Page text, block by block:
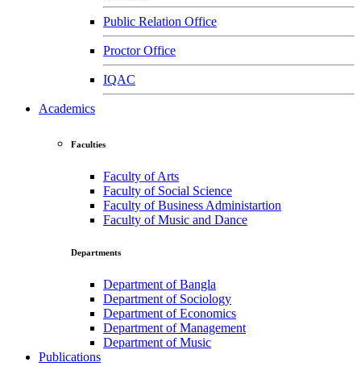
Public Relation Office
Proctor Office
IQAC
Academics
Faculties
Faculty of Arts
Faculty of Social Science
Faculty of Business Administartion
Faculty of Music and Dance
Departments
Department of Bangla
Department of Sociology
Department of Economics
Department of Management
Department of Music
Publications